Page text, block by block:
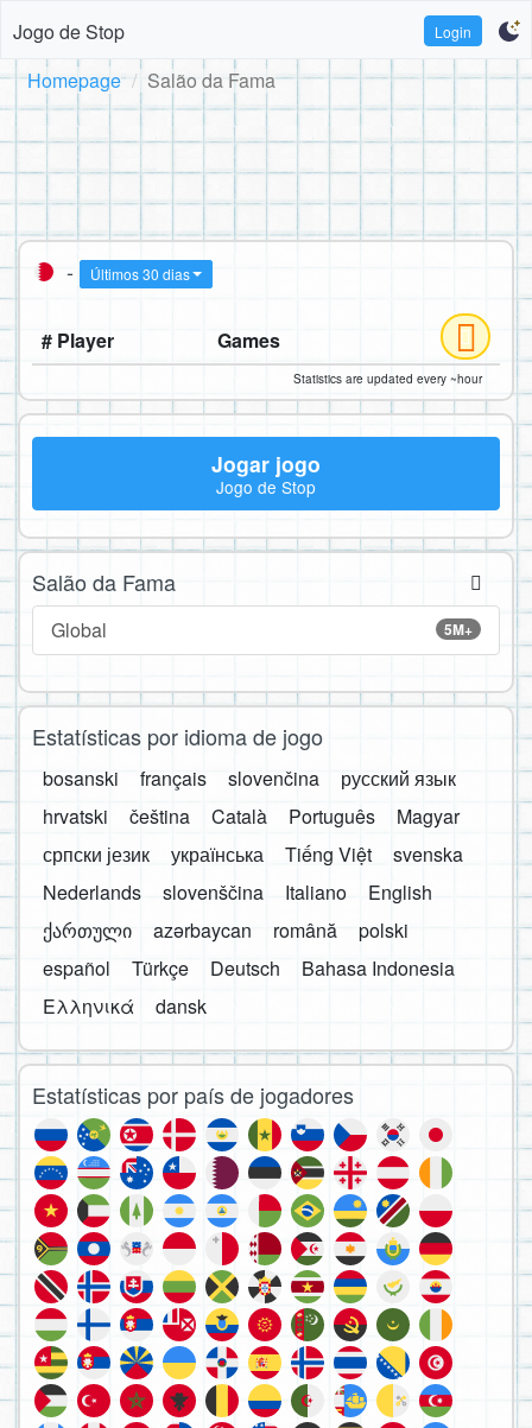
Jogo de Stop Login
Homepage Salão da Fama
- Últimos 30 dias
# Player Games
Statistics are updated every ~hour
Jogar jogo
Jogo de Stop
Salão da Fama
5M+
Global
Estatísticas por idioma de jogo
bosanski français slovenčina
русский язык
hrvatski
čeština Català Português
Magyar
српски језик
українська Tiếng Việt
svenska
Nederlands
slovenščina Italiano
English
ქართული
azərbaycan română
polski
español
Türkçe Deutsch
Bahasa Indonesia
Ελληνικά
dansk
Estatísticas por país de jogadores